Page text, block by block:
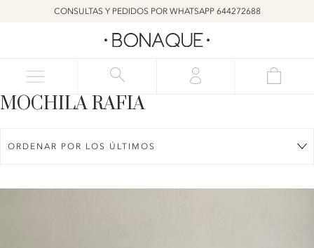
CONSULTAS Y PEDIDOS POR WHATSAPP 644272688
MOCHILA RAFIA